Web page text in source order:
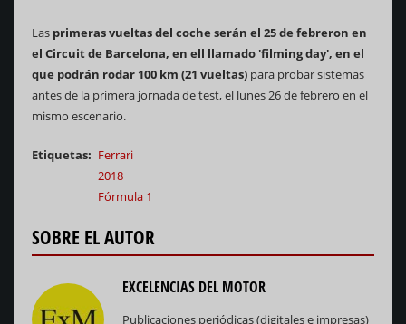
Las primeras vueltas del coche serán el 25 de febreron en
el Circuit de Barcelona, en ell llamado 'filming day', en el
que podrán rodar 100 km (21 vueltas) para probar sistemas
antes de la primera jornada de test, el lunes 26 de febrero en el
mismo escenario.
Etiquetas
Ferrari
2018
Fórmula 1
SOBRE EL AUTOR
EXCELENCIAS DEL MOTOR
Publicaciones periódicas (digitales e impresas)